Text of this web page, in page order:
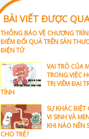
BÀI VIẾT ĐƯỢC
THÔNG BÁO VỀ CHƯƠNG
ĐIỂM ĐỔI QUÀ TRÊN SÀN
ĐIỆN TỬ
VAI TRÒ CỦA
TRONG VIỆC
TRỊ VIÊM ĐẠI
TÍNH
SỰ KHÁC BIỆT
VI SINH VÀ
KHI NÀO NÊN
CHO TRẺ?